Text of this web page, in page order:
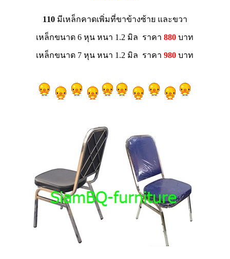
110มีเหล็กคาดเพิ่มที่ขาข้างซ้าย และขวา
เหล็กขนาด 6 หุน หนา 1.2 มิล ราคา 880 บาท
เหล็กขนาด 7 หุน หนา 1.2 มิล ราคา980 บาท